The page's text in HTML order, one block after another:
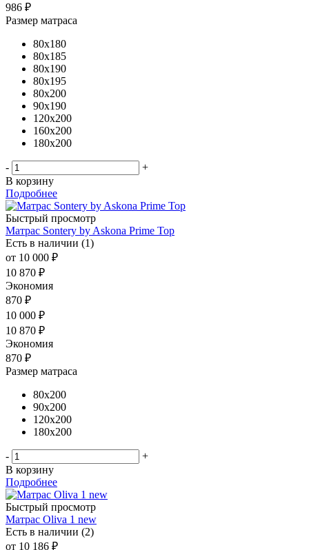
986 ₽
Размер матраса
80x180
80x185
80x190
80x195
80x200
90x190
120x200
160x200
180x200
-
+
В корзину
Подробнее
Быстрый просмотр
Матрас Sontery by Askona Prime Top
Есть в наличии (1)
от 10 000 ₽
10 870 ₽
Экономия
870 ₽
10 000 ₽
10 870 ₽
Экономия
870 ₽
Размер матраса
80x200
90x200
120x200
180x200
-
+
В корзину
Подробнее
Быстрый просмотр
Матрас Oliva 1 new
Есть в наличии (2)
от 10 186 ₽